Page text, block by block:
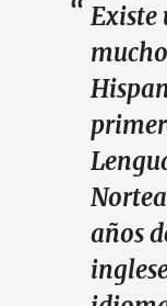
Existe
años